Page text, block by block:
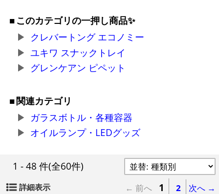
このカテゴリの一押し商品✨
クレバートング エコノミー
ユキワ スナックトレイ
グレンケアン ピペット
関連カテゴリ
ガラスボトル・各種容器
オイルランプ・LEDグッズ
1 - 48 件(全60件)
詳細表示 ← 前へ 1 2 次へ →